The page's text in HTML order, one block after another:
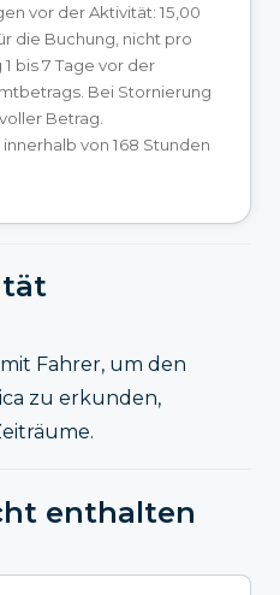
vor der Aktivität: 15,00
die Buchung, nicht pro
bis 7 Tage vor der
Bei Stornierung
Betrag.
von 168 Stunden
Fahrer, um den
zu erkunden,
enthalten